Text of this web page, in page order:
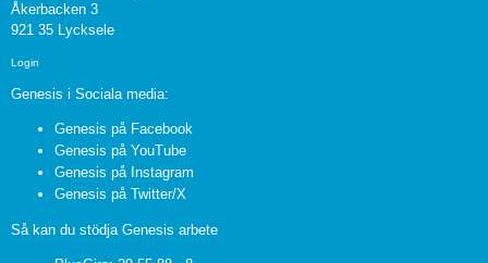
Åkerbacken 3
921 35 Lycksele
Login
Genesis i Sociala media:
Genesis på Facebook
Genesis på YouTube
Genesis på Instagram
Genesis på Twitter/X
Så kan du stödja Genesis arbete